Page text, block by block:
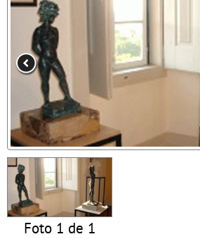
Foto 1 de 1